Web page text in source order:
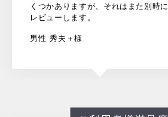
くつかありますが、それはまた別時に
レビューします。
男性 秀夫＋様